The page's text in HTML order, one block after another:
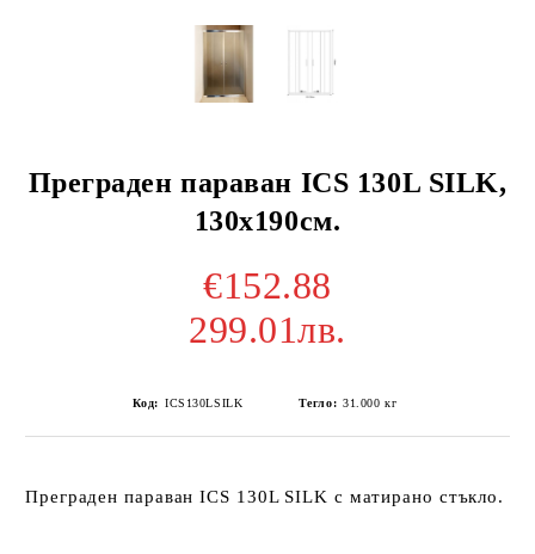
Преграден параван ICS 130L SILK,
130х190см.
€152.88
299.01лв.
Код: ICS130LSILK Тегло: 31.000 кг
Преграден параван ICS 130L SILK с матирано стъкло.